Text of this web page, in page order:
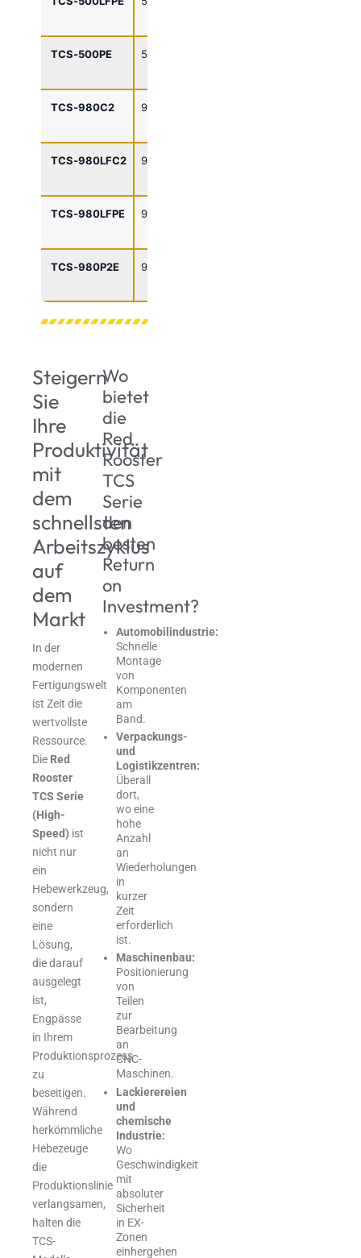
TCS‑500PE 500 kg
TCS‑980C2 980 kg
TCS‑980LFC2 980 kg
TCS‑980LFPE 980 kg
TCS‑980P2E 980 kg
Steigern
Sie
Ihre
Produktivität
mit
dem
schnellsten
Arbeitszyklus
auf
dem
Markt
In der
modernen
Fertigungswelt
ist Zeit die
wertvollste
Ressource.
Die Red
Rooster
TCS Serie
(High-
Speed) ist
nicht nur
ein
Hebewerkzeug,
sondern
eine
Lösung,
die darauf
ausgelegt
ist,
Engpässe
in Ihrem
Produktionsprozess
zu
beseitigen.
Während
herkömmliche
Hebezeuge
die
Produktionslinie
verlangsamen,
halten die
TCS-
Wo
bietet
die
Red
Rooster
TCS
Serie
den
besten
Return
on
Investment?
Automobilindustrie:
Schnelle
Montage
von
Komponenten
am
Band.
Verpackungs-
und
Logistikzentren:
Überall
dort,
wo eine
hohe
Anzahl
an
Wiederholungen
in
kurzer
Zeit
erforderlich
ist.
Maschinenbau:
Positionierung
von
Teilen
zur
Bearbeitung
an
CNC-
Maschinen.
Lackierereien
und
chemische
Industrie:
Wo
Geschwindigkeit
mit
absoluter
Sicherheit
in EX-
Zonen
einhergehen